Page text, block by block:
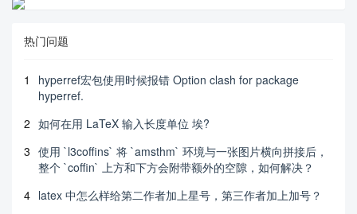
热门问题
1
hyperref宏包使用时候报错 Option clash for package
hyperref.
2 如何在用 LaTeX 输入长度单位 埃?
3 使用 `l3coffins` 将 `amsthm` 环境与一张图片横向拼接后，
整个 `coffin` 上方和下方会附带额外的空隙，如何解决？
4 latex 中怎么样给第二作者加上星号，第三作者加上加号？